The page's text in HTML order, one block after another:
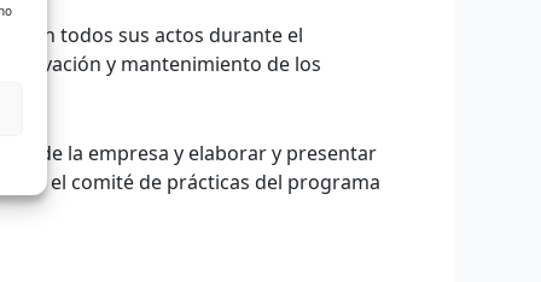
en todos sus actos durante el
y mantenimiento de los
de la empresa y elaborar y presentar
por el comité de prácticas del programa